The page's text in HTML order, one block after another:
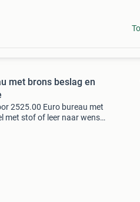
met brons beslag en
2525.00 Euro bureau met
met stof of leer naar wens...